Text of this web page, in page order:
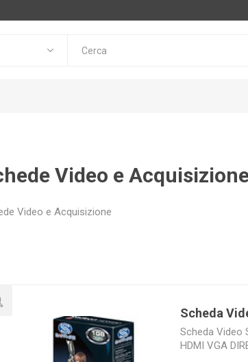
Video e
Video e Acquisizione
Scheda
Scheda Video
HDMI VGA